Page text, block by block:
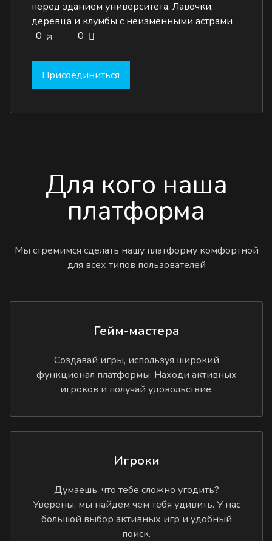
перед зданием университета. Лавочки,
деревца и клумбы с неизменными астрами
0
0
Присоединиться
Для кого наша
платформа
Мы стремимся сделать нашу платформу комфортной
для всех типов пользователей
Гейм-мастера
Создавай игры, используя широкий
функционал платформы. Находи активных
игроков и получай удовольствие.
Игроки
Думаешь, что тебе сложно угодить?
Уверены, мы найдем чем тебя удивить. У нас
большой выбор активных игр и удобный
поиск.